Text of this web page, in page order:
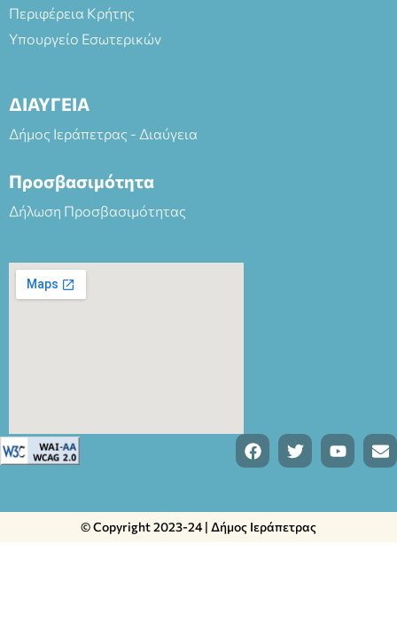
Περιφέρεια Κρήτης
Υπουργείο Εσωτερικών
ΔΙΑΥΓΕΙΑ
Δήμος Ιεράπετρας - Διαύγεια
Προσβασιμότητα
Δήλωση Προσβασιμότητας
© Copyright 2023-24 | Δήμος Ιεράπετρας